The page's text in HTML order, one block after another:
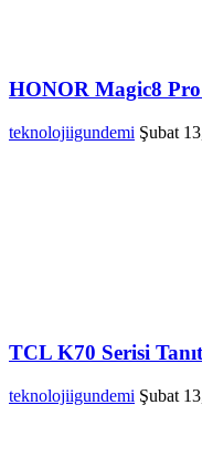
HONOR Magic8 Pro
teknolojiigundemi Şubat
TCL K70 Serisi
teknolojiigundemi Şubat